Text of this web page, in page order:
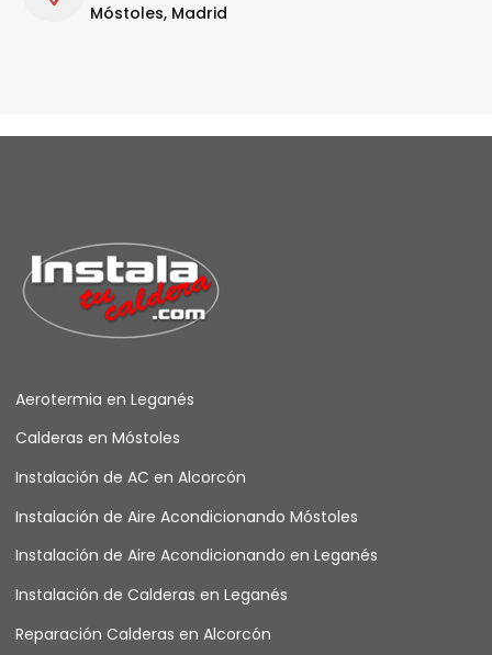
Móstoles, Madrid
Aerotermia en Leganés
Calderas en Móstoles
Instalación de AC en Alcorcón
Instalación de Aire Acondicionando Móstoles
Instalación de Aire Acondicionando en Leganés
Instalación de Calderas en Leganés
Reparación Calderas en Alcorcón